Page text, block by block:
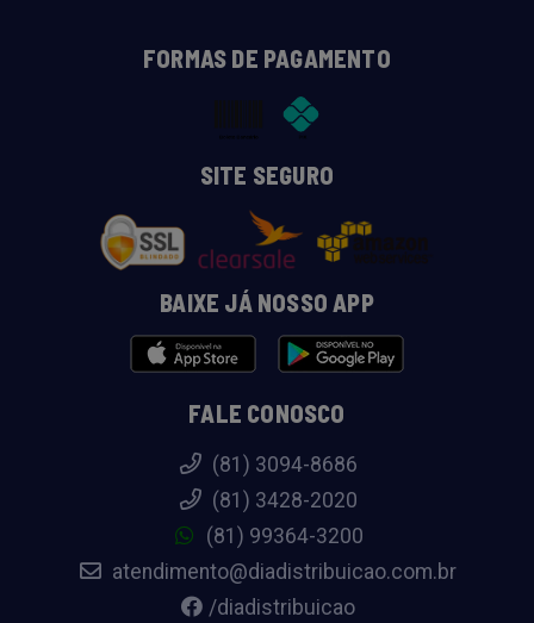
FORMAS DE PAGAMENTO
SITE SEGURO
BAIXE JÁ NOSSO APP
FALE CONOSCO
(81) 3094-8686
(81) 3428-2020
(81) 99364-3200
atendimento@diadistribuicao.com.br
/diadistribuicao